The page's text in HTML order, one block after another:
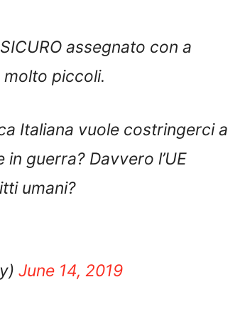
molto piccoli.
guerra? Davvero l’UE
umani?